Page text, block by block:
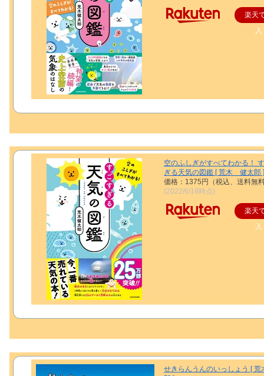
楽天
入
空のふしぎがすべてわかる！
ぎる天気の図鑑 [ 荒木 健太郎 ]
価格：1375円（税込、送料無
(2022/6/18時点)
楽天
入
せきらんうんのいっしょう [ 荒